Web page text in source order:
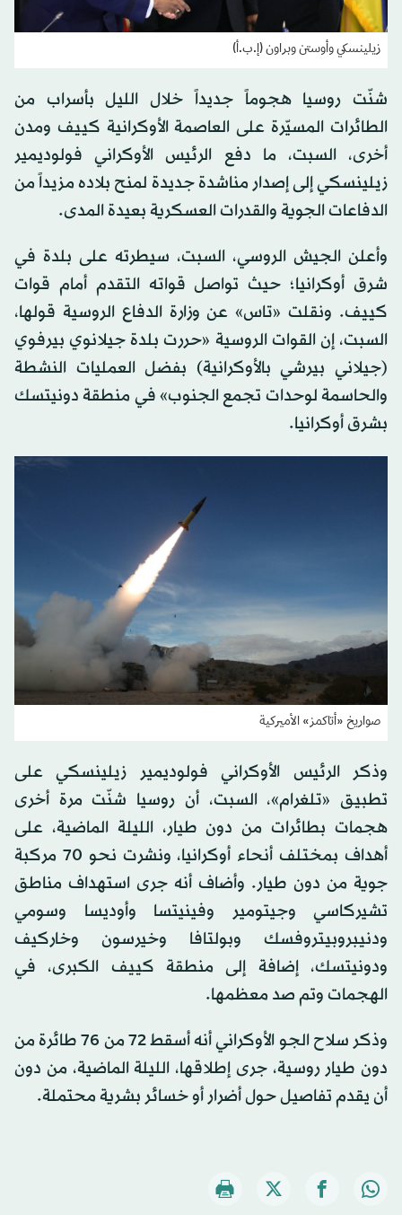
زيلينسكي وأوستن وبراون (إ.ب.أ)
شنّت روسيا هجوماً جديداً خلال الليل بأسراب من
الطائرات المسيّرة على العاصمة الأوكرانية كييف ومدن
أخرى، السبت، ما دفع الرئيس الأوكراني فولوديمير
زيلينسكي إلى إصدار مناشدة جديدة لمنح بلاده مزيداً من
الدفاعات الجوية والقدرات العسكرية بعيدة المدى.
وأعلن الجيش الروسي، السبت، سيطرته على بلدة في
شرق أوكرانيا؛ حيث تواصل قواته التقدم أمام قوات
كييف. ونقلت «تاس» عن وزارة الدفاع الروسية قولها،
السبت، إن القوات الروسية «حررت بلدة جيلانوي بيرفوي
(جيلاني بيرشي بالأوكرانية) بفضل العمليات النشطة
والحاسمة لوحدات تجمع الجنوب» في منطقة دونيتسك
بشرق أوكرانيا.
صواريخ «أتاكمز» الأميركية
وذكر الرئيس الأوكراني فولوديمير زيلينسكي على
تطبيق «تلغرام»، السبت، أن روسيا شنّت مرة أخرى
هجمات بطائرات من دون طيار، الليلة الماضية، على
أهداف بمختلف أنحاء أوكرانيا، ونشرت نحو 70 مركبة
جوية من دون طيار. وأضاف أنه جرى استهداف مناطق
تشيركاسي وجيتومير وفينيتسا وأوديسا وسومي
ودنيبروبيتروفسك وبولتافا وخيرسون وخاركيف
ودونيتسك، إضافة إلى منطقة كييف الكبرى، في
الهجمات وتم صد معظمها.
وذكر سلاح الجو الأوكراني أنه أسقط 72 من 76 طائرة من
دون طيار روسية، جرى إطلاقها، الليلة الماضية، من دون
أن يقدم تفاصيل حول أضرار أو خسائر بشرية محتملة.